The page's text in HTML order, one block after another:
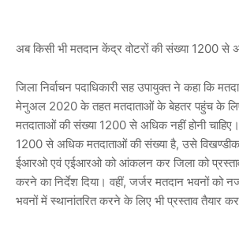
अब किसी भी मतदान केंद्र वोटरों की संख्या 1200 से
जिला निर्वाचन पदाधिकारी सह उपायुक्त ने कहा कि
मेनुअल 2020 के तहत मतदाताओं के बेहतर पहुंच के
मतदाताओं की संख्या 1200 से अधिक नहीं होनी
1200 से अधिक मतदाताओं की संख्या है, उसे
ईआरओ एवं एईआरओ को आंकलन कर जिला को
करने का निर्देश दिया। वहीं, जर्जर मतदान भवनों को
भवनों में स्थानांतरित करने के लिए भी प्रस्ताव तैयार